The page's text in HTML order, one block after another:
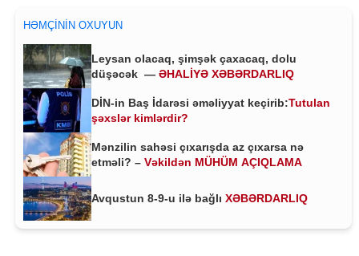
HƏMÇININ OXUYUN
Leysan olacaq, şimşək çaxacaq, dolu
düşəcək — ƏHALİYƏ XƏBƏRDARLIQ
DİN-in Baş İdarəsi əməliyyat keçirib:Tutulan
şəxslər kimlərdir?
Mənzilin sahəsi çıxarışda az çıxarsa nə
etməli? – Vəkildən MÜHÜM AÇIQLAMA
Avqustun 8-9-u ilə bağlı XƏBƏRDARLIQ